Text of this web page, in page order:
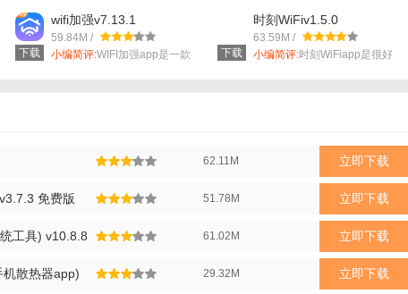
设备已开启并连接到互联网，然后在ZTELink应用中输入设备的唯一识
需求，对ZTE设备进行个性化设置，如调整通知方式、屏幕超时等。
定时开关机等任务，让设备在特定时间自动执行相关操作。
网络状态、存储空间等。
用户下载和安装。
下载
wifi加强v7.13.1
59.84M /
小编简评:WIFI加强app是一款
下载
时刻WiFiv1.5.0
63.59M /
小编简评:时刻WiFiapp是很好
62.11M 立即下载
免费版 51.78M 立即下载
工具) v10.8.8 61.02M 立即下载
散热器app) 29.32M 立即下载